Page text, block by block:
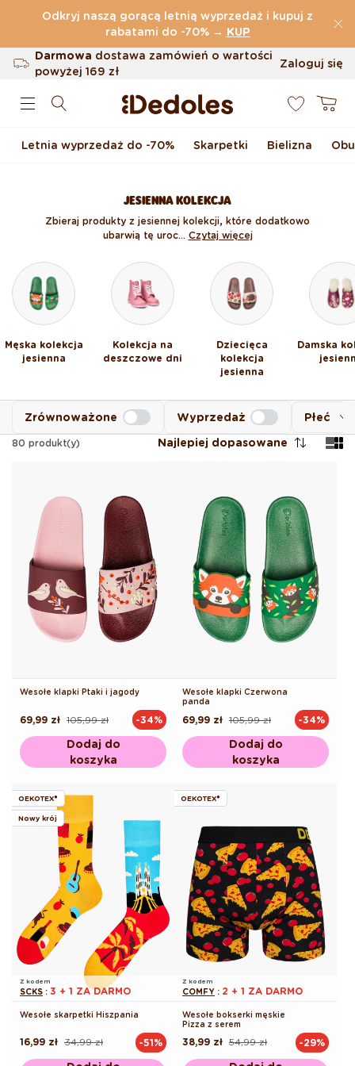
Przejdź do treści
Odkryj naszą gorącą letnią wyprzedaż i kupuj z
rabatami do -70% → KUP
(32.815 Opinie)
Darmowa dostawa zamówień o wartości
powyżej169 zł
Możliwość zwrotu w ciągu 100 dni
Zaloguj się
Koszyk
Letnia wyprzedaż do -70% Skarpetki Bielizna
JESIENNA KOLEKCJA
Zbieraj produkty z jesiennej kolekcji, które dodatkowo
ubarwią tę uroc... Czytaj więcej
Męska kolekcja
jesienna
Kolekcja na
deszczowe dni
Dziecięca
kolekcja
jesienna
Damska
Płeć
Zrównoważone Wyprzedaż
80 produkt(y) Najlepiej dopasowane
Wesołe klapki Ptaki i jagody
Cena
105,99 zł
Cena
69,99 zł -34%
Dodaj do
koszyka
Wesołe klapki Czerwona
panda
Cena
105,99 zł
Cena
69,99 zł -34%
Dodaj do
koszyka
OEKOTEX®
Nowy krój
Z kodem
SCKS : 3 + 1 ZA DARMO
Wesołe skarpetki Hiszpania
Cena
34,99 zł
Cena
16,99 zł -51%
OEKOTEX®
Z kodem
COMFY : 2 + 1 ZA DARMO
Wesołe bokserki męskie
Pizza z serem
Cena
54,99 zł
Cena
38,99 zł -29%